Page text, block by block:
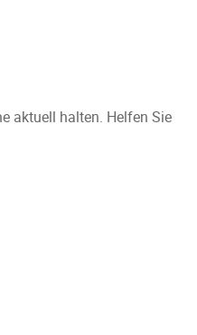
aktuell halten. Helfen Sie